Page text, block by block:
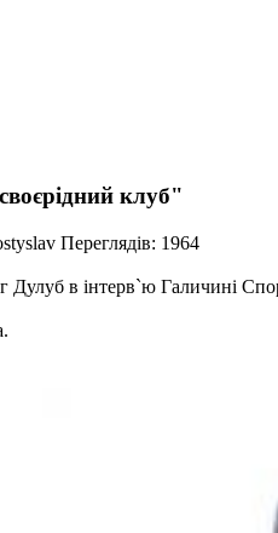
клуб"
Переглядів: 1964
в інтерв`ю Галичині